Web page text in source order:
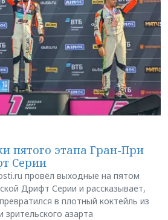
пятого этапа Гран-При
Серии
провёл выходные на пятом
Дрифт Серии и рассказывает,
в плотный коктейль из
азарта